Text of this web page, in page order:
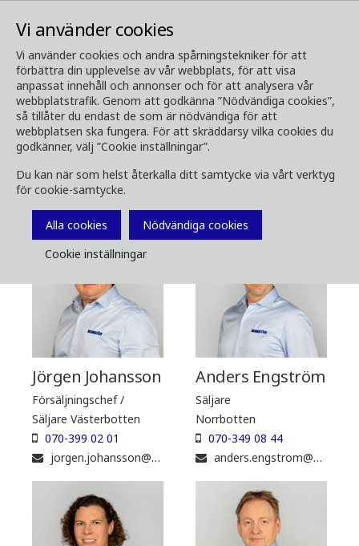
Vi använder cookies
Vi använder cookies och andra spårningstekniker för att
förbättra din upplevelse av vår webbplats, för att visa
anpassat innehåll och annonser och för att analysera vår
webbplatstrafik. Genom att godkänna ”Nödvändiga cookies”,
så tillåter du endast de som är nödvändiga för att
webbplatsen ska fungera. För att skräddarsy vilka cookies du
godkänner, välj ”Cookie inställningar”.
Du kan när som helst återkalla ditt samtycke via vårt verktyg
för cookie-samtycke.
Alla cookies
Nödvändiga cookies
Cookie inställningar
Kontakt Kontakta säljare
Kontakta våra säljare
Kontakt
Jörgen Johansson
Försäljningschef /
Säljare Västerbotten
070-399 02 01
jorgen.johansson@komatsuforest.com
Anders Engström
Säljare
Norrbotten
070-349 08 44
anders.engstrom@komatsuforest.com